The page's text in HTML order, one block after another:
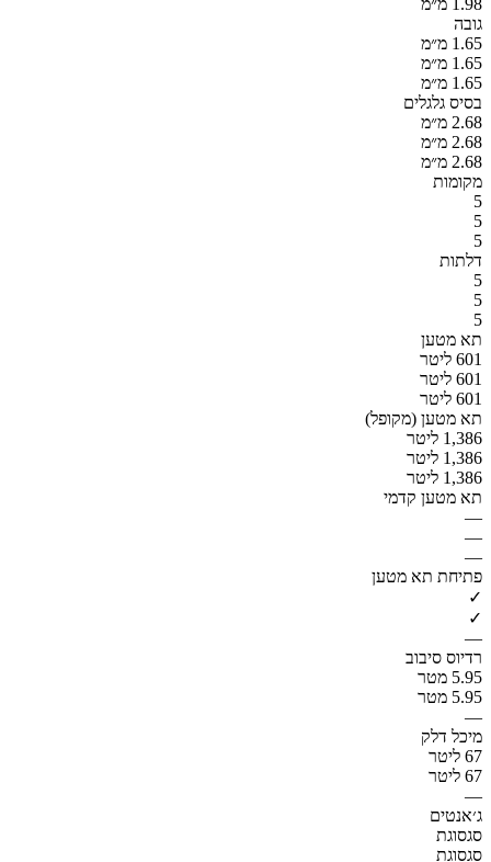
גובה
1.65 מ״מ
1.65 מ״מ
1.65 מ״מ
בסיס גלגלים
2.68 מ״מ
2.68 מ״מ
2.68 מ״מ
מקומות
5
5
5
דלתות
5
5
5
תא מטען
601 ליטר
601 ליטר
601 ליטר
תא מטען (מקופל)
1,386 ליטר
1,386 ליטר
1,386 ליטר
תא מטען קדמי
—
—
—
פתיחת תא מטען
✓
✓
—
רדיוס סיבוב
5.95 מטר
5.95 מטר
—
מיכל דלק
67 ליטר
67 ליטר
—
ג׳אנטים
סגסוגת
סגסוגת